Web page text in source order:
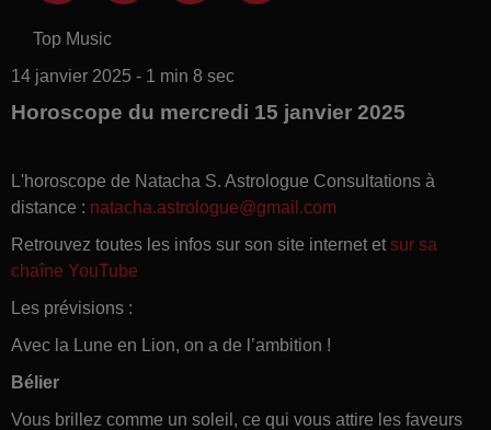
Top Music
14 janvier 2025 - 1 min 8 sec
Horoscope du mercredi 15 janvier 2025
L'horoscope de Natacha S. Astrologue Consultations à
distance : natacha.astrologue@gmail.com
Retrouvez toutes les infos sur son site internet et sur sa
chaîne YouTube
Les prévisions :
Avec la Lune en Lion, on a de l’ambition !
Bélier
Vous brillez comme un soleil, ce qui vous attire les faveurs